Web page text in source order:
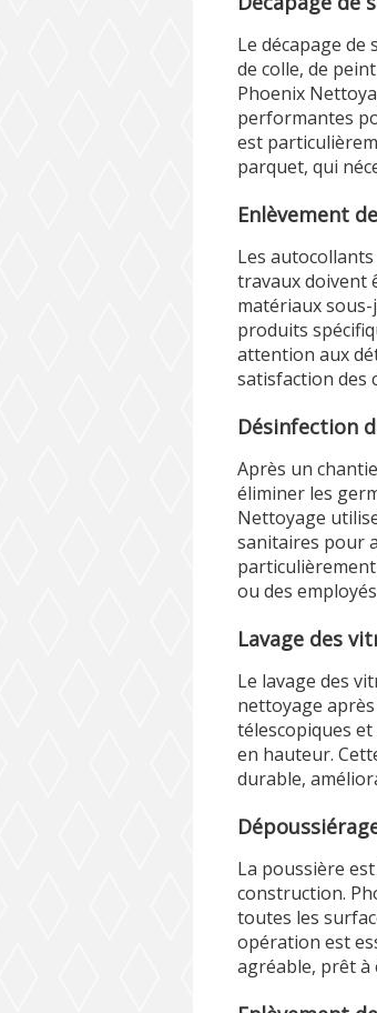
Le décapage
de colle, de
Phoenix
performantes
est
parquet, qui
Enlèvement
Les
travaux doivent
matériaux
produits
attention aux
satisfaction des
Désinfection
Après un
éliminer les
Nettoyage
sanitaires pour
ou des
Lavage des
Le lavage des
nettoyage
télescopiques
en hauteur.
durable,
La poussière
construction.
toutes les
opération est
agréable, prêt à